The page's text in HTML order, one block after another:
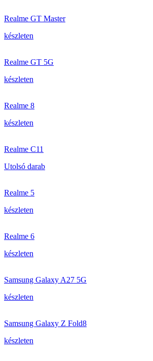
Realme GT Master
készleten
Realme GT 5G
készleten
Realme 8
készleten
Realme C11
Utolsó darab
Realme 5
készleten
Realme 6
készleten
Samsung Galaxy A27 5G
készleten
Samsung Galaxy Z Fold8
készleten